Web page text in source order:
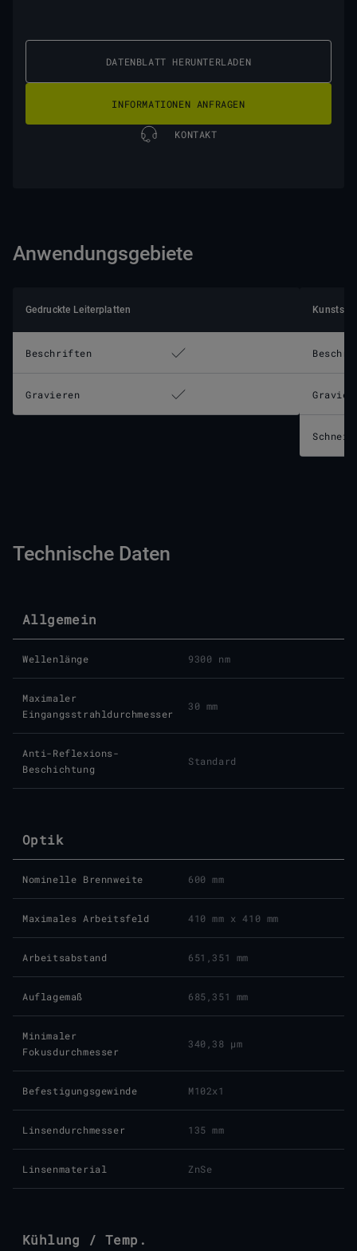
DATENBLATT HERUNTERLADEN
INFORMATIONEN ANFRAGEN
KONTAKT
Anwendungsgebiete
Gedruckte Leiterplatten
Beschriften
Gravieren
Technische Daten
Allgemein
Wellenlänge 9300 nm
Maximaler
Eingangsstrahldurchmesser
30 mm
Anti-Reflexions-
Beschichtung
Standard
Optik
Nominelle Brennweite 600 mm
Maximales Arbeitsfeld 410 mm x 410 mm
Arbeitsabstand 651,351 mm
Auflagemaß 685,351 mm
Minimaler
Fokusdurchmesser
340,38 μm
Befestigungsgewinde M102x1
Linsendurchmesser 135 mm
Linsenmaterial ZnSe
Kühlung / Temp.